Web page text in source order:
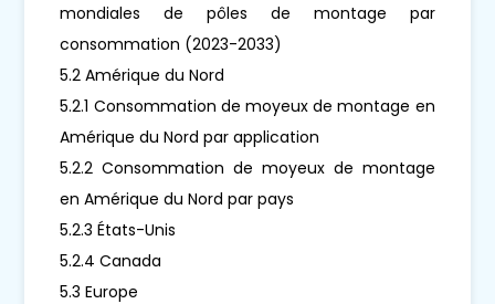
mondiales de pôles de montage par
consommation (2023-2033)
5.2 Amérique du Nord
5.2.1 Consommation de moyeux de montage en
Amérique du Nord par application
5.2.2 Consommation de moyeux de montage
en Amérique du Nord par pays
5.2.3 États-Unis
5.2.4 Canada
5.3 Europe